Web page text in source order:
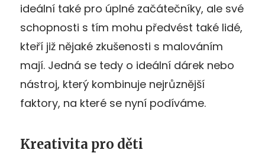
ideální také pro úplné začátečníky, ale své
schopnosti s tím mohu předvést také lidé,
kteří již nějaké zkušenosti s malováním
mají. Jedná se tedy o ideální dárek nebo
nástroj, který kombinuje nejrůznější
faktory, na které se nyní podíváme.
Kreativita pro děti